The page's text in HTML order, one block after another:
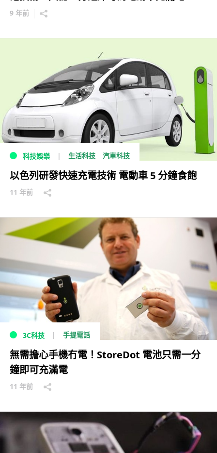
9 年前
科技娛樂 生活科技 汽車科技
以色列研發快速充電技術 電動車 5 分鐘食飽
11 年前
3C科技 手提電話
無需擔心手機冇電！StoreDot 電池只需一分
鐘即可充滿電
11 年前